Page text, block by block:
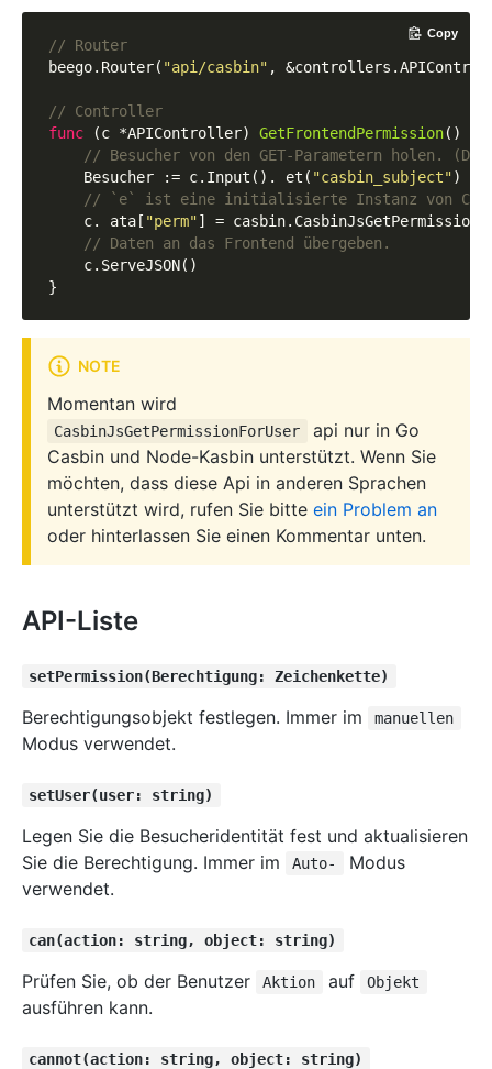
// Router
beego.Router( "api/casbin" ,
// Controller
func
(c *APIController) GetFrontendPermission()
// Besucher von den GET-Parametern holen.
    Besucher := c.Input(). et(
"casbin_subject")
// `e` ist eine initialisierte Instanz von
    c. ata[
"perm"] =
// Daten an das Frontend übergeben.
    c.ServeJSON()
Copy
NOTE
Momentan wird
CasbinJsGetPermissionForUser
api nur in Go
Casbin und Node-Kasbin unterstützt. Wenn Sie
möchten, dass diese Api in anderen Sprachen
unterstützt wird, rufen Sie bitte ein Problem an
oder hinterlassen Sie einen Kommentar unten.
API-Liste
setPermission(Berechtigung: Zeichenkette)
Berechtigungsobjekt festlegen. Immer im manuellen
Modus verwendet.
setUser(user: string)
Legen Sie die Besucheridentität fest und aktualisieren
Sie die Berechtigung. Immer im
Auto-
Modus
verwendet.
can(action: string, object: string)
Prüfen Sie, ob der Benutzer Aktion auf Objekt
ausführen kann.
cannot(action: string, object: string)